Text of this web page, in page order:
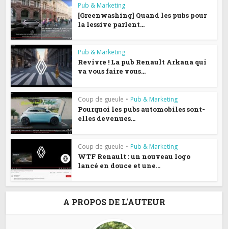
Pub & Marketing
[Greenwashing] Quand les pubs pour
la lessive parlent...
Pub & Marketing
Revivre ! La pub Renault Arkana qui
va vous faire vous...
Coup de gueule • Pub & Marketing
Pourquoi les pubs automobiles sont-
elles devenues...
Coup de gueule • Pub & Marketing
WTF Renault : un nouveau logo
lancé en douce et une...
A PROPOS DE L'AUTEUR